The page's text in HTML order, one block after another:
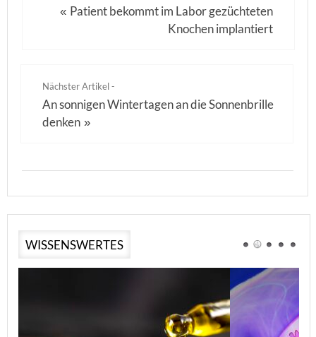
« Patient bekommt im Labor gezüchteten
Knochen implantiert
Nächster Artikel -
An sonnigen Wintertagen an die Sonnenbrille
denken »
WISSENSWERTES